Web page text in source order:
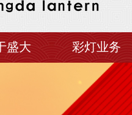
盛大 彩灯业务